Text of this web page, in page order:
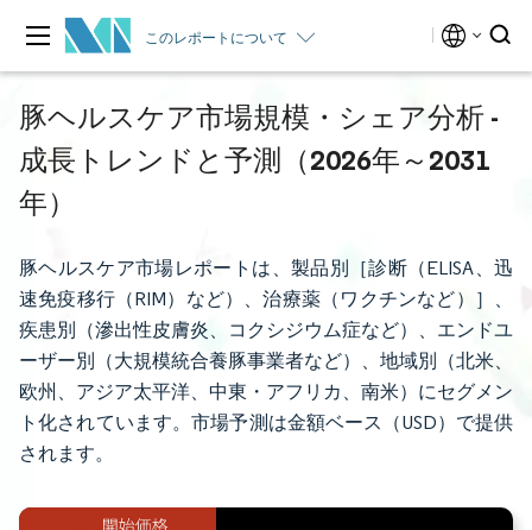
このレポートについて
豚ヘルスケア市場規模・シェア分析 -
成長トレンドと予測（2026年～2031
年）
豚ヘルスケア市場レポートは、製品別［診断（ELISA、迅
速免疫移行（RIM）など）、治療薬（ワクチンなど）］、
疾患別（滲出性皮膚炎、コクシジウム症など）、エンドユ
ーザー別（大規模統合養豚事業者など）、地域別（北米、
欧州、アジア太平洋、中東・アフリカ、南米）にセグメン
ト化されています。市場予測は金額ベース（USD）で提供
されます。